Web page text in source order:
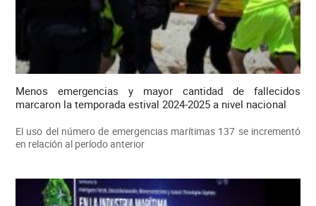
Menos emergencias y mayor cantidad de fallecidos
marcaron la temporada estival 2024-2025 a nivel nacional
El uso del número de emergencias marítimas 137 se incrementó
en relación al período anterior